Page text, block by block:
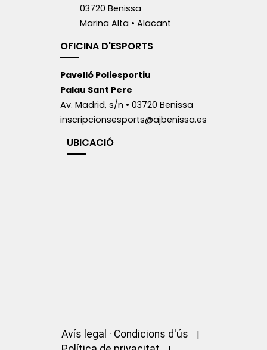
03720 Benissa
Marina Alta • Alacant
OFICINA D'ESPORTS
Pavelló Poliesportiu
Palau Sant Pere
Av. Madrid, s/n • 03720 Benissa
inscripcionsesports@ajbenissa.es
UBICACIÓ
Avís legal · Condicions d'ús